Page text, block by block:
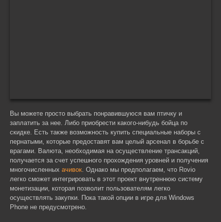
Вы можете просто выбрать понравившуюся вам птичку и
заплатить за нее. Либо приобрести какого-нибудь бойца по
скидке. Есть также возможность купить специальные наборы с
пернатыми, которые предоставят вам целый арсенал в борьбе с
врагами. Валюта, необходимая на осуществление трансакций,
получается за счет успешного прохождения уровней и получения
многочисленных ачивок. Однако мы предполагаем, что Rovio
легко сможет интегрировать в этот проект внутреннюю систему
монетизации, которая позволит пользователям легко
осуществлять закупки. Пока такой опции в игре для Windows
Phone не предусмотрено.